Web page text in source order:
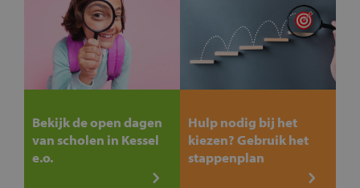
Bekijk de open dagen
van scholen in Kessel
e.o.
Hulp nodig bij het
kiezen? Gebruik het
stappenplan